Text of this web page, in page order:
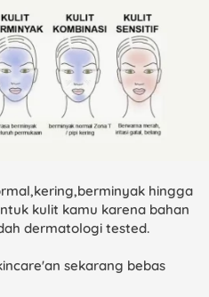
hingga
kulit kamu karena bahan
dermatologi tested.
sekarang bebas